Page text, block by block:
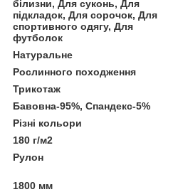
білизни, Для суконь, Для
підкладок, Для сорочок, Для
спортивного одягу, Для
футболок
Натуральне
Рослинного походження
Трикотаж
Бавовна-95%, Спандекс-5%
Різні кольори
180 г/м2
Рулон
1800 мм